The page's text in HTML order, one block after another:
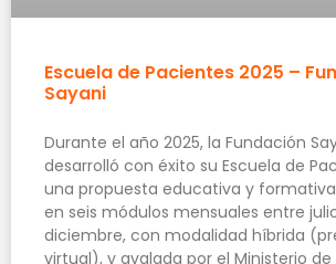
Escuela de Pacientes 2025 –
Sayani
Durante el año 2025, la Fundación
desarrolló con éxito su Escuela de
una propuesta educativa y
en seis módulos mensuales entre
diciembre, con modalidad híbrida
virtual), y avalada por el Ministerio de